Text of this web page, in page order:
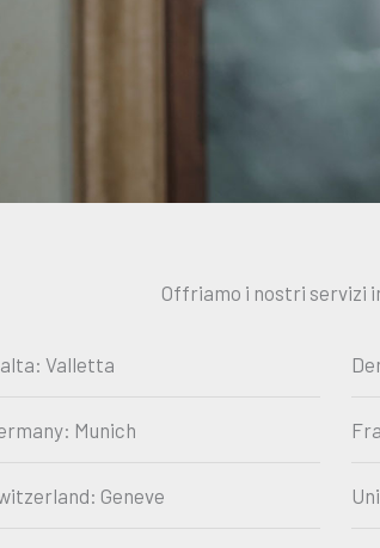
Offriamo i nostri servizi
Valletta
Munich
Geneve